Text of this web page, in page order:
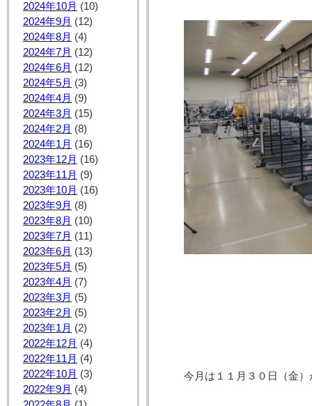
2024年10月 (10)
2024年9月 (12)
2024年8月 (4)
2024年7月 (12)
2024年6月 (12)
2024年5月 (3)
2024年4月 (9)
2024年3月 (15)
2024年2月 (8)
2024年1月 (16)
2023年12月 (16)
2023年11月 (9)
2023年10月 (16)
2023年9月 (8)
2023年8月 (10)
2023年7月 (11)
2023年6月 (13)
2023年5月 (5)
2023年4月 (7)
2023年3月 (5)
2023年2月 (5)
2023年1月 (2)
2022年12月 (4)
2022年11月 (4)
2022年10月 (3)
2022年9月 (4)
今月は１１月３０日（金